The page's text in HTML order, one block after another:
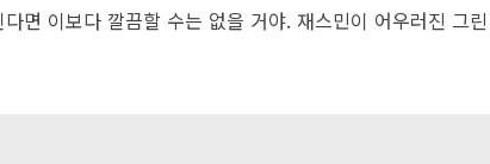
면 이보다 깔끔할 수는 없을 거야. 재스민이 어우러진 그린